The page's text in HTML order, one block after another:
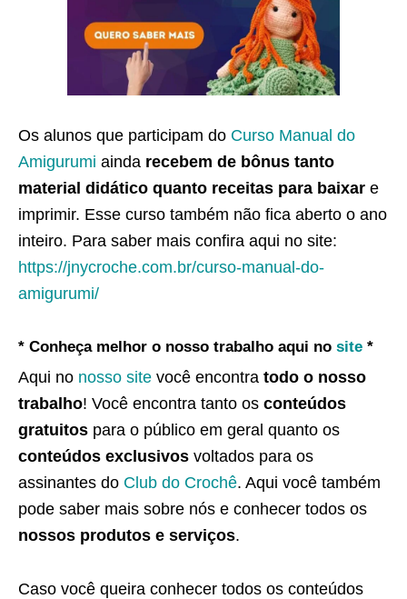
Os alunos que participam do Curso Manual do
Amigurumi ainda recebem de bônus tanto
material didático quanto receitas para baixar e
imprimir. Esse curso também não fica aberto o ano
inteiro. Para saber mais confira aqui no site:
https://jnycroche.com.br/curso-manual-do-
amigurumi/
* Conheça melhor o nosso trabalho aqui no site *
Aqui no nosso site você encontra todo o nosso
trabalho! Você encontra tanto os conteúdos
gratuitos para o público em geral quanto os
conteúdos exclusivos voltados para os
assinantes do Club do Crochê. Aqui você também
pode saber mais sobre nós e conhecer todos os
nossos produtos e serviços.
Caso você queira conhecer todos os conteúdos